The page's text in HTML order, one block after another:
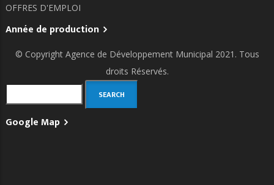
OFFRES D'EMPLOI
Année de production
© Copyright Agence de Développement Municipal 2021. Tous
droits Réservés.
Google Map